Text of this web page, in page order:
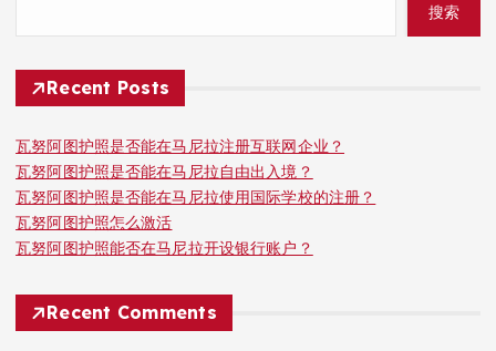
搜索
Recent Posts
瓦努阿图护照是否能在马尼拉注册互联网企业？
瓦努阿图护照是否能在马尼拉自由出入境？
瓦努阿图护照是否能在马尼拉使用国际学校的注册？
瓦努阿图护照怎么激活
瓦努阿图护照能否在马尼拉开设银行账户？
Recent Comments